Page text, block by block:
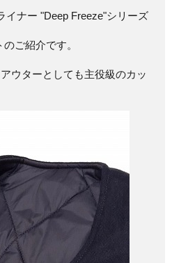
イナー "Deep Freeze"シリーズ
ご紹介です。
ウターとしても主役級のカッ